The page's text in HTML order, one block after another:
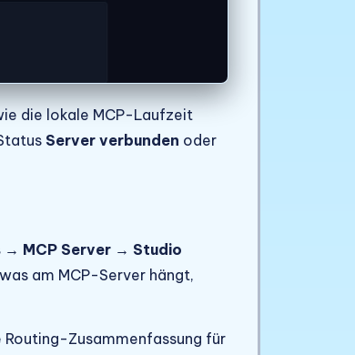
die lokale MCP-Laufzeit
Server verbunden oder
→ MCP Server → Studio
am MCP-Server hängt,
Zusammenfassung für